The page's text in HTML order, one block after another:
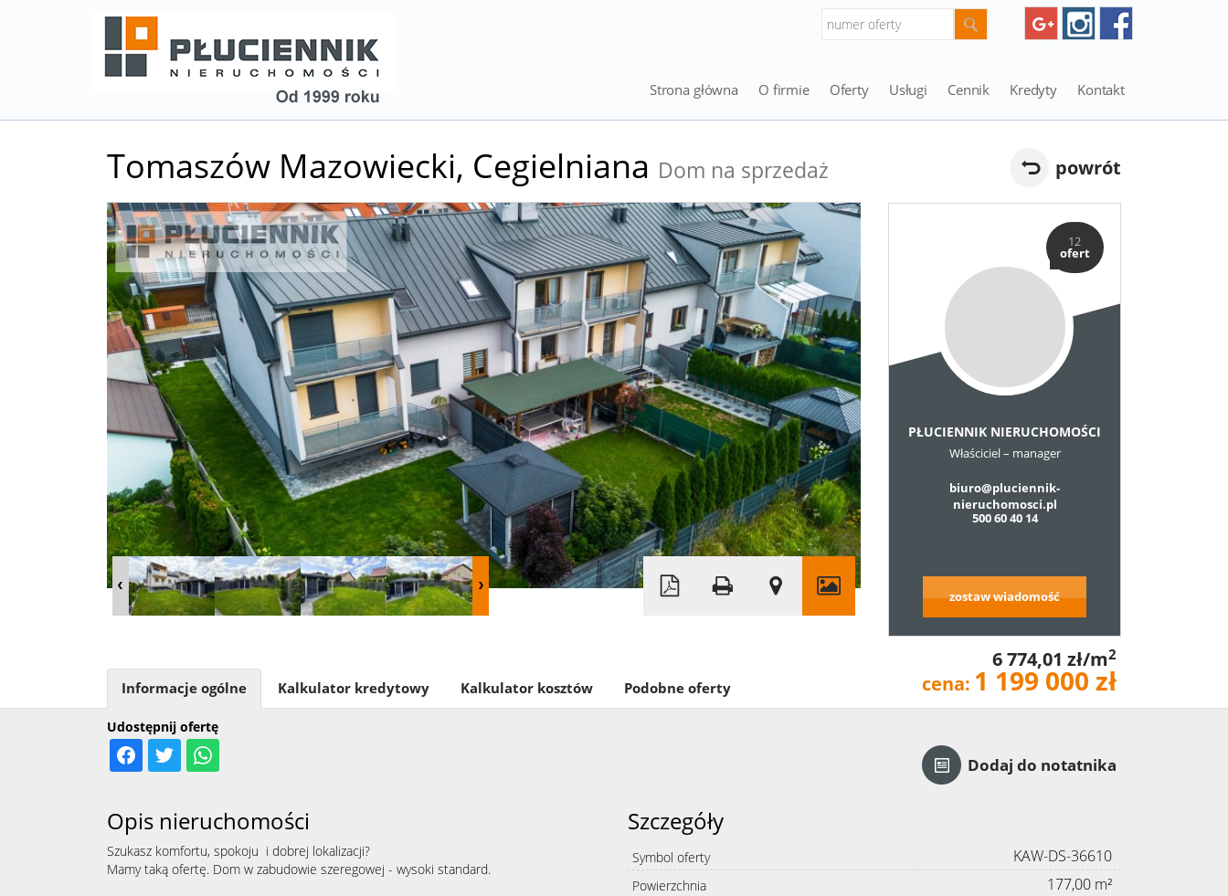
Strona główna O firmie Oferty Usługi Cennik Kredyty Kontakt
Tomaszów Mazowiecki, Cegielniana Dom na sprzedaż powrót
12
ofert
PŁUCIENNIK NIERUCHOMOŚCI
Właściciel – manager
biuro@pluciennik-
nieruchomosci.pl
500 60 40 14
zostaw wiadomość
6 774,01 zł/m2
cena: 1 199 000 zł
Dodaj do notatnika
Udostępnij ofertę
Informacje ogólne Kalkulator kredytowy Kalkulator kosztów Podobne oferty
Opis nieruchomości
Szukasz komfortu, spokoju i dobrej lokalizacji?
Mamy taką ofertę. Dom w zabudowie szeregowej - wysoki standard.
Szczegóły
Symbol oferty KAW-DS-36610
Powierzchnia 177,00 m²